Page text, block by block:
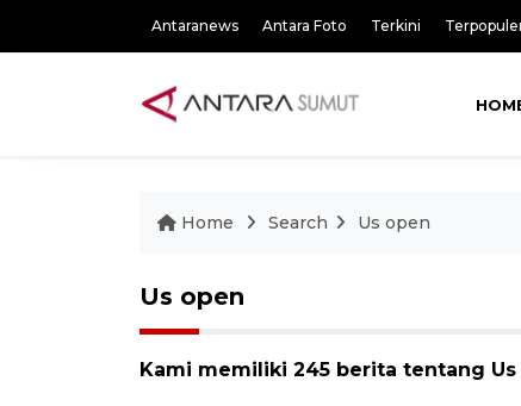
Antaranews Antara Foto Terkini
Home Search Us open
Us open
Kami memiliki 245 berita tentang Us